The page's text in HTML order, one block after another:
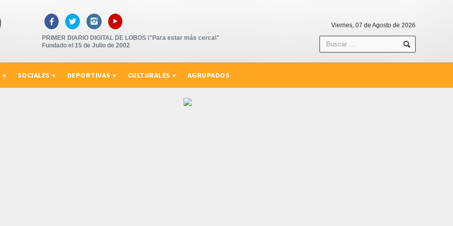
   ▸
PRIMER DIARIO DIGITAL DE LOBOS \"Para estar más cerca\"
Fundado el 15 de Julio de 2002
Viernes, 07 de Agosto de 2026
SOCIALES DEPORTIVAS CULTURALES AGRUPADOS